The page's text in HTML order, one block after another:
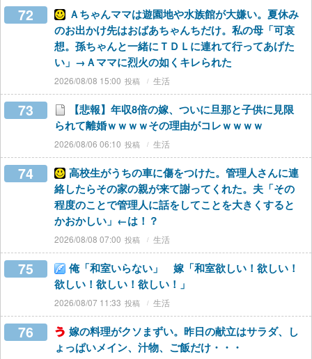
72
Ａちゃんママは遊園地や水族館が大嫌い。夏休み
のお出かけ先はおばあちゃんちだけ。私の母「可哀
想。孫ちゃんと一緒にＴＤＬに連れて行ってあげた
い」→Ａママに烈火の如くキレられた
2026/08/08 15:00 生活
73
【悲報】年収8倍の嫁、ついに旦那と子供に見限
られて離婚ｗｗｗｗその理由がコレｗｗｗｗ
2026/08/06 06:10 生活
74
高校生がうちの車に傷をつけた。管理人さんに連
絡したらその家の親が来て謝ってくれた。夫「その
程度のことで管理人に話をしてことを大きくすると
かおかしい」←は！？
2026/08/08 07:00 生活
75
俺「和室いらない」 嫁「和室欲しい！欲しい！
欲しい！欲しい！欲しい！」
2026/08/07 11:33 生活
76
嫁の料理がクソまずい。昨日の献立はサラダ、し
ょっぱいメイン、汁物、ご飯だけ・・・